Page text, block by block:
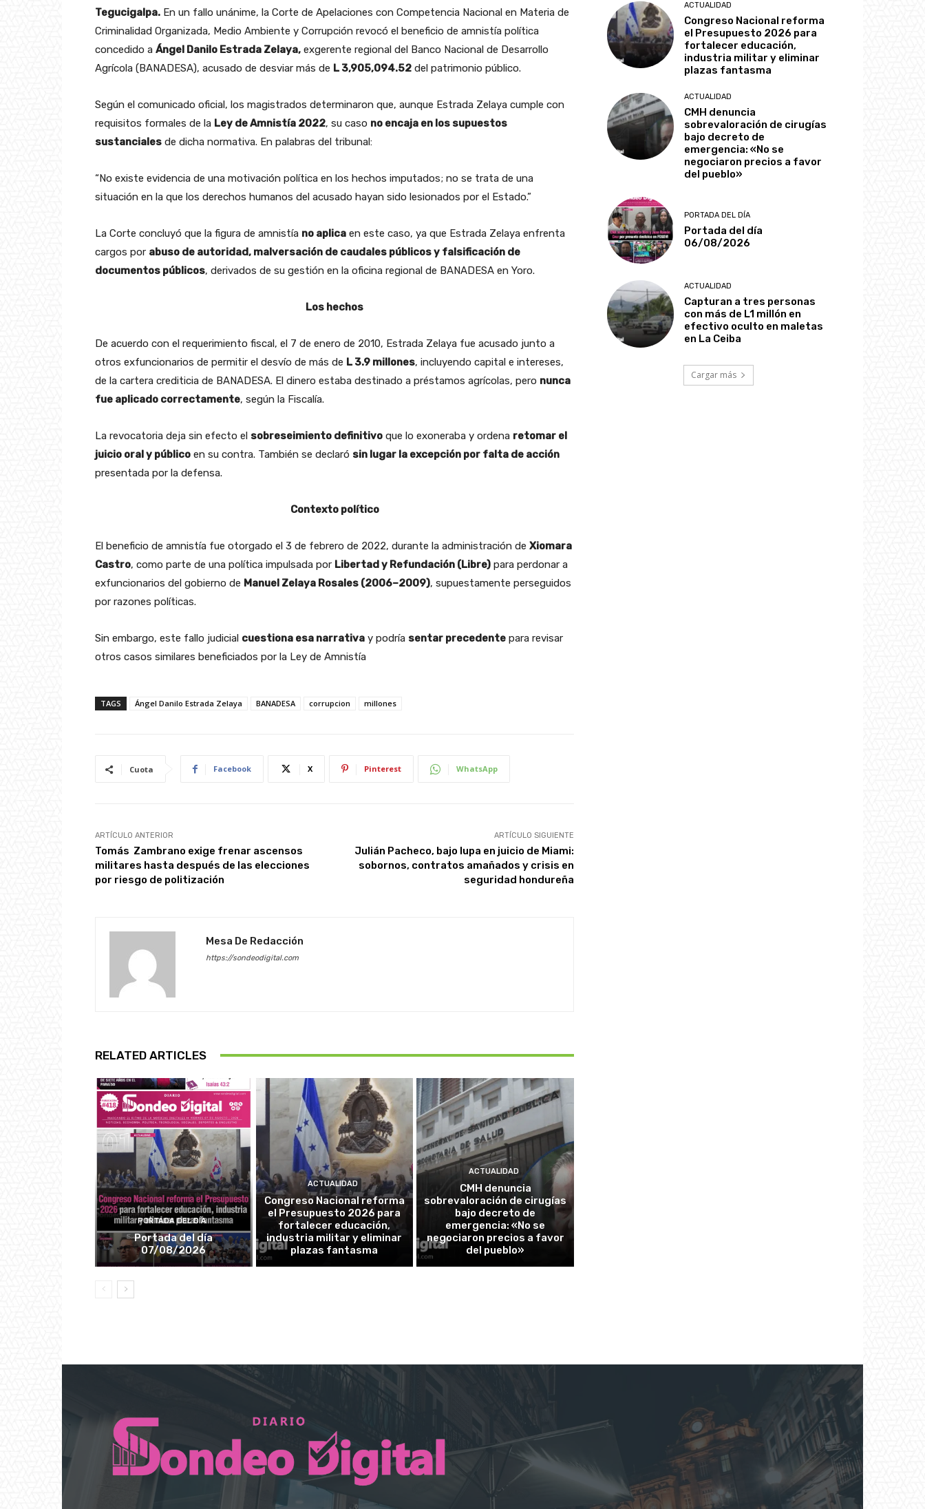
Tegucigalpa. En un fallo unánime, la Corte de Apelaciones con Competencia Nacional en Materia de
Criminalidad Organizada, Medio Ambiente y Corrupción revocó el beneficio de amnistía política
concedido a Ángel Danilo Estrada Zelaya, exgerente regional del Banco Nacional de Desarrollo
Agrícola (BANADESA), acusado de desviar más de L 3,905,094.52 del patrimonio público.
Según el comunicado oficial, los magistrados determinaron que, aunque Estrada Zelaya cumple con
requisitos formales de la Ley de Amnistía 2022, su caso no encaja en los supuestos
sustanciales de dicha normativa. En palabras del tribunal:
“No existe evidencia de una motivación política en los hechos imputados; no se trata de una
situación en la que los derechos humanos del acusado hayan sido lesionados por el Estado.”
La Corte concluyó que la figura de amnistía no aplica en este caso, ya que Estrada Zelaya enfrenta
cargos por abuso de autoridad, malversación de caudales públicos y falsificación de
documentos públicos, derivados de su gestión en la oficina regional de BANADESA en Yoro.
Los hechos
De acuerdo con el requerimiento fiscal, el 7 de enero de 2010, Estrada Zelaya fue acusado junto a
otros exfuncionarios de permitir el desvío de más de L 3.9 millones, incluyendo capital e intereses,
de la cartera crediticia de BANADESA. El dinero estaba destinado a préstamos agrícolas, pero nunca
fue aplicado correctamente, según la Fiscalía.
La revocatoria deja sin efecto el sobreseimiento definitivo que lo exoneraba y ordena retomar el
juicio oral y público en su contra. También se declaró sin lugar la excepción por falta de acción
presentada por la defensa.
Contexto político
El beneficio de amnistía fue otorgado el 3 de febrero de 2022, durante la administración de Xiomara
Castro, como parte de una política impulsada por Libertad y Refundación (Libre) para perdonar a
exfuncionarios del gobierno de Manuel Zelaya Rosales (2006–2009), supuestamente perseguidos
por razones políticas.
Sin embargo, este fallo judicial cuestiona esa narrativa y podría sentar precedente para revisar
otros casos similares beneficiados por la Ley de Amnistía
TAGS Ángel Danilo Estrada Zelaya BANADESA corrupcion millones
Cuota Facebook X Pinterest WhatsApp
ARTÍCULO ANTERIOR
Tomás Zambrano exige frenar ascensos
militares hasta después de las elecciones
por riesgo de politización
ARTÍCULO SIGUIENTE
Julián Pacheco, bajo lupa en juicio de Miami:
sobornos, contratos amañados y crisis en
seguridad hondureña
Mesa De Redacción
https://sondeodigital.com
RELATED ARTICLES
PORTADA DEL DÍA
Portada del día
07/08/2026
ACTUALIDAD
Congreso Nacional reforma
el Presupuesto 2026 para
fortalecer educación,
industria militar y eliminar
plazas fantasma
ACTUALIDAD
CMH denuncia
sobrevaloración de cirugías
bajo decreto de
emergencia: «No se
negociaron precios a favor
del pueblo»
ACTUALIDAD
Congreso Nacional reforma
el Presupuesto 2026 para
fortalecer educación,
industria militar y eliminar
plazas fantasma
ACTUALIDAD
CMH denuncia
sobrevaloración de cirugías
bajo decreto de
emergencia: «No se
negociaron precios a favor
del pueblo»
PORTADA DEL DÍA
Portada del día
06/08/2026
ACTUALIDAD
Capturan a tres personas
con más de L1 millón en
efectivo oculto en maletas
en La Ceiba
Cargar más